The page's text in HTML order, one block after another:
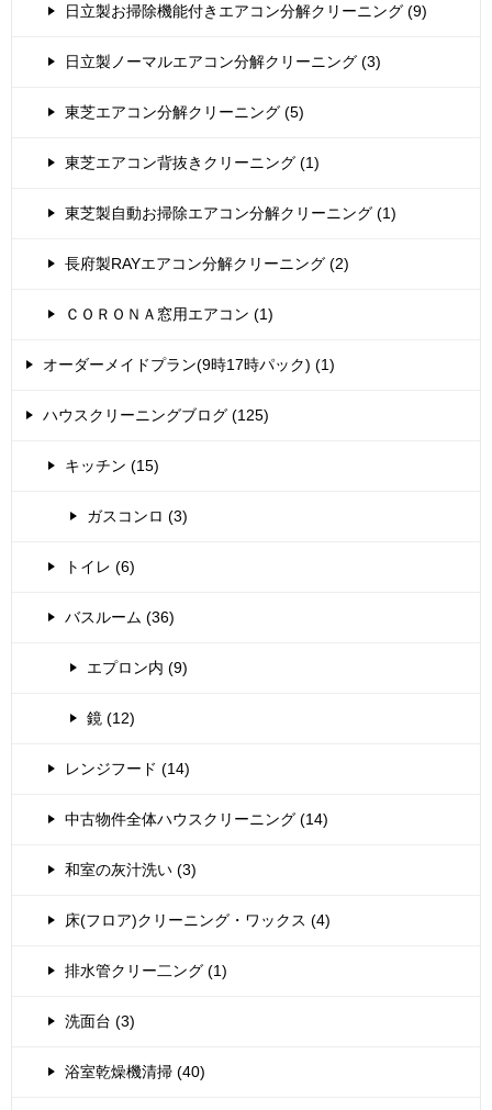
日立製お掃除機能付きエアコン分解クリーニング (9)
日立製ノーマルエアコン分解クリーニング (3)
東芝エアコン分解クリーニング (5)
東芝エアコン背抜きクリーニング (1)
東芝製自動お掃除エアコン分解クリーニング (1)
長府製RAYエアコン分解クリーニング (2)
ＣＯＲＯＮＡ窓用エアコン (1)
オーダーメイドプラン(9時17時パック) (1)
ハウスクリーニングブログ (125)
キッチン (15)
ガスコンロ (3)
トイレ (6)
バスルーム (36)
エプロン内 (9)
鏡 (12)
レンジフード (14)
中古物件全体ハウスクリーニング (14)
和室の灰汁洗い (3)
床(フロア)クリーニング・ワックス (4)
排水管クリー二ング (1)
洗面台 (3)
浴室乾燥機清掃 (40)